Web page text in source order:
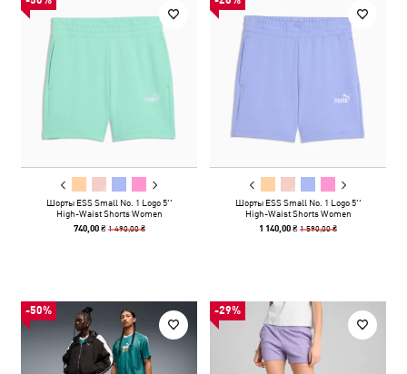
Шорты ESS Small No. 1 Logo 5''
High-Waist Shorts Women
740,00 ₴ 1 490,00 ₴
Шорты ESS Small No. 1 Logo 5''
High-Waist Shorts Women
1 140,00 ₴1 590,00 ₴
-50% -29%